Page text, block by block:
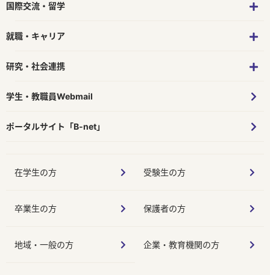
国際交流・留学
就職・キャリア
研究・社会連携
学生・教職員Webmail
ポータルサイト「B-net」
在学生の方 受験生の方
卒業生の方 保護者の方
地域・一般の方 企業・教育機関の方